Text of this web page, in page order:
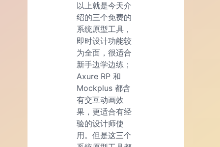
以上就是今天介
绍的三个免费的
系统原型工具，
即时设计功能较
为全面，很适合
新手边学边练；
Axure RP 和
Mockplus 都含
有交互动画效
果，更适合有经
验的设计师使
用。但是这三个